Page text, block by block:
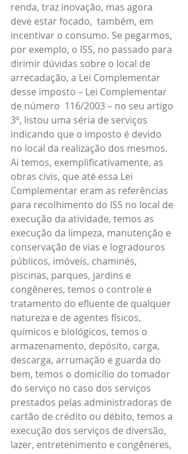
renda, traz inovação, mas agora
deve estar focado,  também, em
incentivar o consumo. Se pegarmos,
por exemplo, o ISS, no passado para
dirimir dúvidas sobre o local de
arrecadação, a Lei Complementar
desse imposto – Lei Complementar
de número  116/2003 – no seu artigo
3º, listou uma séria de serviços
indicando que o imposto é devido
no local da realização dos mesmos.
Ai temos, exemplificativamente, as
obras civis, que até essa Lei
Complementar eram as referências
para recolhimento do ISS no local de
execução da atividade, temos as
execução da limpeza, manutenção e
conservação de vias e logradouros
públicos, imóveis, chaminés,
piscinas, parques, jardins e
congêneres, temos o controle e
tratamento do efluente de qualquer
natureza e de agentes físicos,
químicos e biológicos, temos o
armazenamento, depósito, carga,
descarga, arrumação e guarda do
bem, temos o domicílio do tomador
do serviço no caso dos serviços
prestados pelas administradoras de
cartão de crédito ou débito, temos a
execução dos serviços de diversão,
lazer, entretenimento e congêneres,